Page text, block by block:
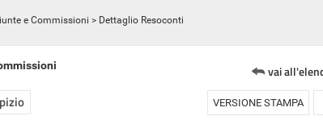
e Commissioni > Dettaglio Resoconti
vai
VERSIONE STAMPA